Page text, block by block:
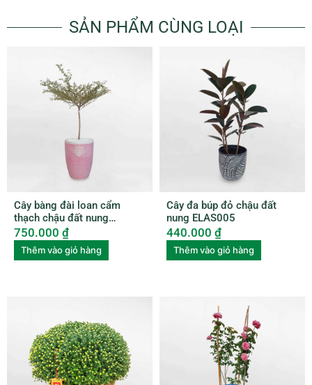
SẢN PHẨM CÙNG LOẠI
Cây bàng đài loan cẩm
thạch chậu đất nung
BUBU006
750.000 ₫
Thêm vào giỏ hàng
Cây đa búp đỏ chậu đất
nung ELAS005
440.000 ₫
Thêm vào giỏ hàng